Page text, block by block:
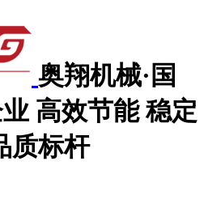
奥翔机械·国
高效节能 稳定
质标杆